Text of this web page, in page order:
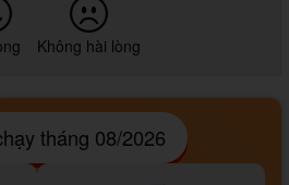
Không hài lòng
tháng 08/2026